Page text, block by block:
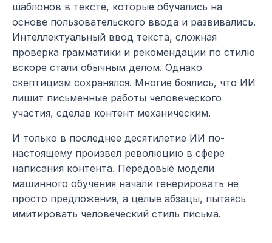
шаблонов в тексте, которые обучались на
основе пользовательского ввода и развивались.
Интеллектуальный ввод текста, сложная
проверка грамматики и рекомендации по стилю
вскоре стали обычным делом. Однако
скептицизм сохранялся. Многие боялись, что ИИ
лишит письменные работы человеческого
участия, сделав контент механическим.
И только в последнее десятилетие ИИ по-
настоящему произвел революцию в сфере
написания контента. Передовые модели
машинного обучения начали генерировать не
просто предложения, а целые абзацы, пытаясь
имитировать человеческий стиль письма.